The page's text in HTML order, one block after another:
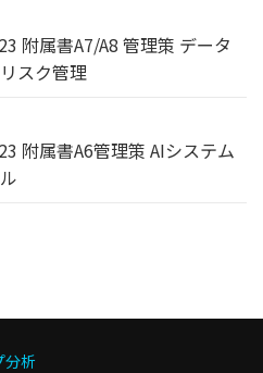
附属書A7/A8 管理策 データ
スク管理
附属書A6管理策 AIシステム
分析